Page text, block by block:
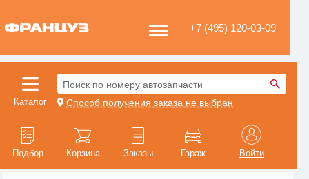
+7 (495) 120-03-09
Каталог
Поиск по номеру автозапчасти
Способ получения заказа не выбран
Подбор Корзина Заказы Гараж Войти